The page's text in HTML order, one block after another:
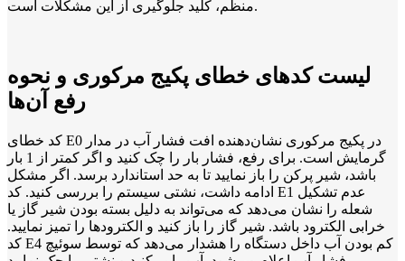
منظم، کلید جلوگیری از این مشکلات است.
لیست کدهای خطای پکیج مرکوری و نحوه
رفع آن‌ها
کد خطای E0 در پکیج مرکوری نشان‌دهنده افت فشار آب در مدار
گرمایش است. برای رفع، فشار بار را چک کنید و اگر کمتر از 1 بار
باشد، شیر پرکن را باز نمایید تا به حد استاندارد برسد. اگر مشکل
ادامه داشت، نشتی سیستم را بررسی کنید. کد E1 عدم تشکیل
شعله را نشان می‌دهد که می‌تواند به دلیل بسته بودن شیر گاز یا
خرابی الکترود باشد. شیر گاز را باز کنید و الکترودها را تمیز نمایید.
کد E4 کم بودن آب داخل دستگاه را هشدار می‌دهد که توسط سوئیچ